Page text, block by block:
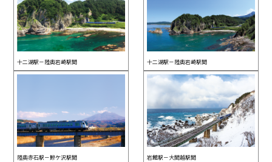
十二湖駅－陸奥岩崎駅間 十二湖駅－陸奥岩崎駅間
陸奥赤石駅－鰺ケ沢駅間 岩館駅－大間越駅間